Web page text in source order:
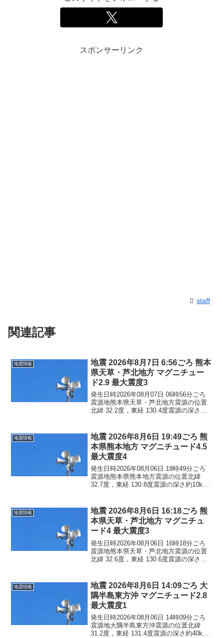
スポンサーリンク
staff
関連記事
地震情報
地震 2026年8月7日 6:56ごろ 熊本
県天草・芦北地方 マグニチュー
ド2.9 最大震度3
発生日時2026年08月07日 06時56分ごろ
震源地熊本県天草・芦北地方震源の位置
北緯 32.2度，東経 130.4度震源の深さ約
はありません。震度3熊本県...
地震情報
地震 2026年8月6日 19:49ごろ 熊
本県熊本地方 マグニチュード4.5
最大震度4
発生日時2026年08月06日 19時49分ごろ
震源地熊本県熊本地方震源の位置北緯
32.7度，東経 130.8度震源の深さ約10km
りません。震度4熊本県熊本西...
地震情報
地震 2026年8月6日 16:18ごろ 熊
本県天草・芦北地方 マグニチュ
ード4 最大震度3
発生日時2026年08月06日 16時18分ごろ
震源地熊本県天草・芦北地方震源の位置
北緯 32.6度，東経 130.6度震源の深さ約
はありません。震度3熊本県...
地震情報
地震 2026年8月6日 14:09ごろ 大
隅半島東方沖 マグニチュード2.8
最大震度1
発生日時2026年08月06日 14時09分ごろ
震源地大隅半島東方沖震源の位置北緯
31.2度，東経 131.4度震源の深さ約40km